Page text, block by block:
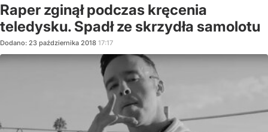
Raper zginął podczas kręcenia
teledysku. Spadł ze skrzydła samolotu
Dodano: 23 października 2018 17:17